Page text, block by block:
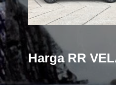
Harga RR